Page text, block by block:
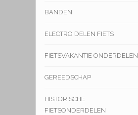
BANDEN
ELECTRO DELEN FIETS
FIETSVAKANTIE ONDERDELEN
GEREEDSCHAP
HISTORISCHE
FIETSONDERDELEN